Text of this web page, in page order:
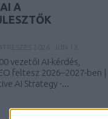
A
vezetői AI-kérdés,
feltesz 2026–2027-ben |
AI Strategy ·...